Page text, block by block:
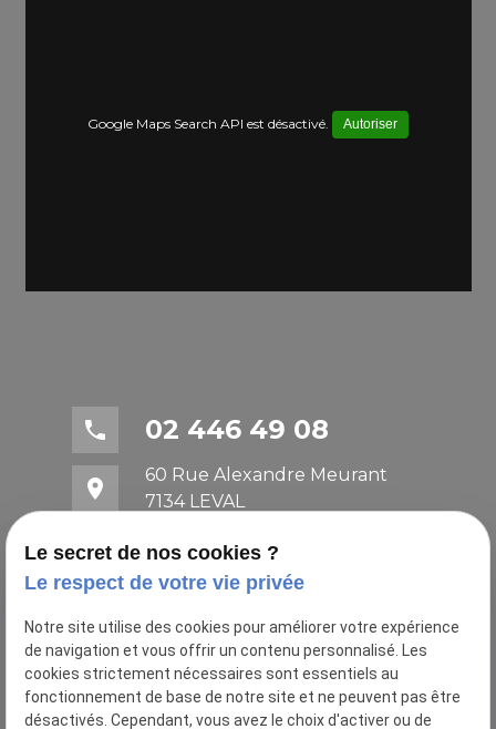
Google Maps Search API est désactivé. Autoriser
phone 02 446 49 08
place
60 Rue Alexandre Meurant
7134 LEVAL
mail contact@architecte-fogol1.com
Le secret de nos cookies ?
Le respect de votre vie privée
Notre site utilise des cookies pour améliorer votre expérience
de navigation et vous offrir un contenu personnalisé. Les
cookies strictement nécessaires sont essentiels au
fonctionnement de base de notre site et ne peuvent pas être
désactivés. Cependant, vous avez le choix d'activer ou de